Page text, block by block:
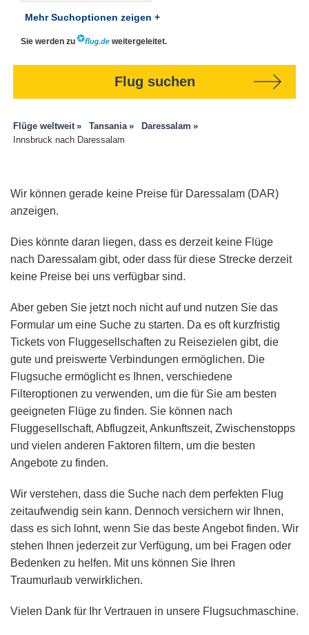
Mehr Suchoptionen zeigen +
Sie werden zu weitergeleitet.
Flug suchen
Flüge weltweit Tansania
Daressalam
Innsbruck nach Daressalam
Wir können gerade keine Preise für Daressalam (DAR)
anzeigen.
Dies könnte daran liegen, dass es derzeit keine Flüge
nach Daressalam gibt, oder dass für diese Strecke derzeit
keine Preise bei uns verfügbar sind.
Aber geben Sie jetzt noch nicht auf und nutzen Sie das
Formular um eine Suche zu starten. Da es oft kurzfristig
Tickets von Fluggesellschaften zu Reisezielen gibt, die
gute und preiswerte Verbindungen ermöglichen. Die
Flugsuche ermöglicht es Ihnen, verschiedene
Filteroptionen zu verwenden, um die für Sie am besten
geeigneten Flüge zu finden. Sie können nach
Fluggesellschaft, Abflugzeit, Ankunftszeit, Zwischenstopps
und vielen anderen Faktoren filtern, um die besten
Angebote zu finden.
Wir verstehen, dass die Suche nach dem perfekten Flug
zeitaufwendig sein kann. Dennoch versichern wir Ihnen,
dass es sich lohnt, wenn Sie das beste Angebot finden. Wir
stehen Ihnen jederzeit zur Verfügung, um bei Fragen oder
Bedenken zu helfen. Mit uns können Sie Ihren
Traumurlaub verwirklichen.
Vielen Dank für Ihr Vertrauen in unsere Flugsuchmaschine.